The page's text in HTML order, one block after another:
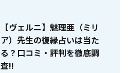
【ヴェルニ】魅理亜（ミリ
ア）先生の復縁占いは当た
る？口コミ・評判を徹底調
査!!